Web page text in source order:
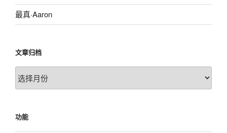
最真·Aaron
文章归档
文
章
功能